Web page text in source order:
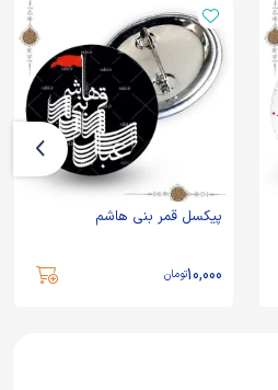
پیکسل قمر بنی هاشم
10,000تومان